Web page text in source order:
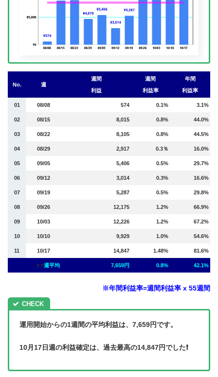
No. 週
週間
利益
週間
利益率
年間
利益率
01 08/08 574 0.1% 3.1%
02 08/15 8,015 0.8% 44.0%
03 08/22 8,105 0.8% 44.5%
04 08/29 2,917 0.3％ 16.0%
05 09/05 5,406 0.5% 29.7%
06 09/12 3,014 0.3% 16.6%
07 09/19 5,287 0.5% 29.8%
08 09/26 12,175 1.2% 66.9%
09 10/03 12,226 1.2% 67.2%
10 10/10 9,929 1.0% 54.6%
11 10/17 14,847 1.48% 81.6%
👉週平均 7,659円 0.8% 42.1%
※年間利益率=週間利益率 x 55週間
運用開始からの1週間の平均利益は、7,659円です。
10月17日週の利益確定は、過去最高の14,847円でした❗️